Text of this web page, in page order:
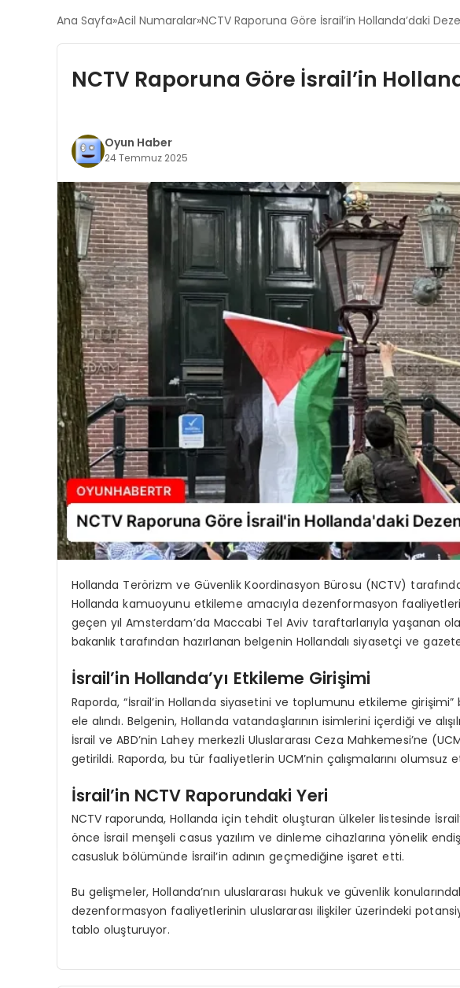
Ana Sayfa Acil Numaralar NCTV Raporuna Göre İsrail’in Hollanda’daki
NCTV Raporuna Göre İsrail’in
Oyun Haber
24 Temmuz 2025
Hollanda Terörizm ve Güvenlik Koordinasyon Bürosu (NCTV)
Hollanda kamuoyunu etkileme amacıyla dezenformasyon
geçen yıl Amsterdam’da Maccabi Tel Aviv taraftarlarıyla yaşanan
bakanlık tarafından hazırlanan belgenin Hollandalı siyasetçi ve
İsrail’in Hollanda’yı Etkileme Girişimi
Raporda, “İsrail’in Hollanda siyasetini ve toplumunu etkileme girişimi”
ele alındı. Belgenin, Hollanda vatandaşlarının isimlerini içerdiği ve
İsrail ve ABD’nin Lahey merkezli Uluslararası Ceza Mahkemesi’ne
getirildi. Raporda, bu tür faaliyetlerin UCM’nin çalışmalarını olumsuz
İsrail’in NCTV Raporundaki Yeri
NCTV raporunda, Hollanda için tehdit oluşturan ülkeler listesinde
önce İsrail menşeli casus yazılım ve dinleme cihazlarına yönelik
casusluk bölümünde İsrail’in adının geçmediğine işaret etti.
Bu gelişmeler, Hollanda’nın uluslararası hukuk ve güvenlik
dezenformasyon faaliyetlerinin uluslararası ilişkiler üzerindeki
tablo oluşturuyor.